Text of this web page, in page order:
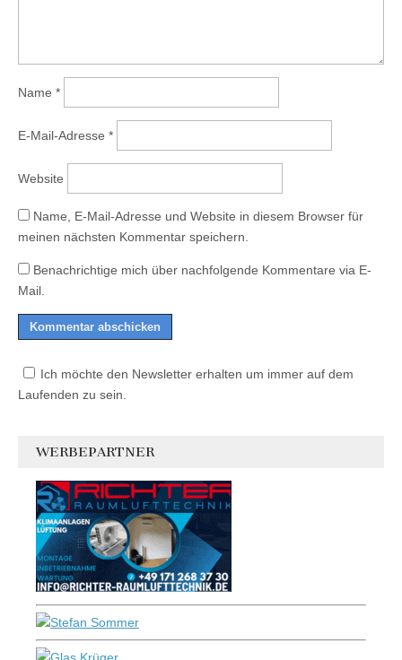
Name *
E-Mail-Adresse *
Website
Name, E-Mail-Adresse und Website in diesem Browser für
meinen nächsten Kommentar speichern.
Benachrichtige mich über nachfolgende Kommentare via E-
Mail.
Ich möchte den Newsletter erhalten um immer auf dem
Laufenden zu sein.
WERBEPARTNER